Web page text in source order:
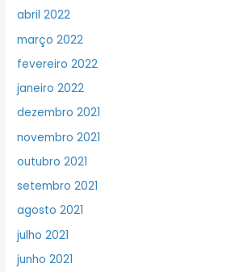
abril 2022
março 2022
fevereiro 2022
janeiro 2022
dezembro 2021
novembro 2021
outubro 2021
setembro 2021
agosto 2021
julho 2021
junho 2021